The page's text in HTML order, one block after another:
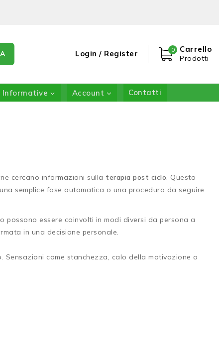
Login / Register 0 Carrello
Prodotti
Informative Account Contatti
cercano informazioni sulla terapia post ciclo. Questo
semplice fase automatica o una procedura da seguire
possono essere coinvolti in modi diversi da persona a
in una decisione personale.
come stanchezza, calo della motivazione o